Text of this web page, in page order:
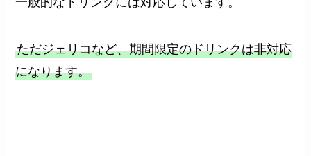
ただジェリコなど、期間限定のドリンクは非対応
になります。